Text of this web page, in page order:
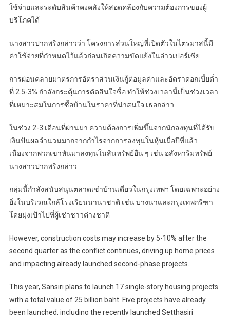
ใช้จ่ายและระดับสินค้าคงคลังให้สอดคล้องกับความต้องการของผู้
บริโภคได้
นางสาวปากพริงกล่าวว่า โครงการส่วนใหญ่ที่เปิดตัวในไตรมาสนี้มี
ค่าใช้จ่ายที่กำหนดไว้แล้วก่อนเกิดความขัดแย้งในอ่าวเปอร์เซีย
การผ่อนคลายมาตรการอัตราส่วนเงินกู้ต่อมูลค่าและอัตราดอกเบี้ยต่ำ
ที่ 2.5-3% กำลังกระตุ้นการตัดสินใจซื้อ ทำให้ช่วงเวลานี้เป็นช่วงเวลา
ที่เหมาะสมในการซื้อบ้านในราคาที่น่าสนใจ เธอกล่าว
ในช่วง 2-3 เดือนที่ผ่านมา ความต้องการเพิ่มขึ้นจากนักลงทุนที่ได้รับ
เงินปันผลจำนวนมากจากกำไรจากการลงทุนในหุ้นเมื่อปีที่แล้ว
เนื่องจากพวกเขาหันมาลงทุนในสินทรัพย์อื่น ๆ เช่น อสังหาริมทรัพย์
นางสาวปากพริงกล่าว
กลุ่มนี้กำลังสนับสนุนตลาดเช่าบ้านเดี่ยวในกรุงเทพฯ โดยเฉพาะอย่าง
ยิ่งในบริเวณใกล้โรงเรียนนานาชาติ เช่น บางนาและกรุงเทพกรีฑา
โดยมุ่งเป้าไปที่ผู้เช่าชาวต่างชาติ
However, construction costs may increase by 5-10% after the
second quarter as the conflict continues, driving up home prices
and impacting already launched second-phase projects.
This year, Sansiri plans to launch 17 single-story housing projects
with a total value of 25 billion baht. Five projects have already
been launched, including the recently launched Setthasiri